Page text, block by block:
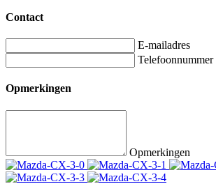
Contact
E-mailadres
Telefoonnummer
Opmerkingen
Opmerkingen